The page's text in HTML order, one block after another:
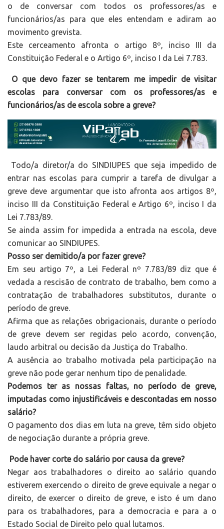
o de conversar com todos os professores/as e
funcionários/as para que eles entendam e adiram ao
movimento grevista.
Este cerceamento afronta o artigo 8º, inciso III da
Constituição Federal e o Artigo 6º, inciso I da Lei 7.783.
O que devo fazer se tentarem me impedir de visitar
escolas para conversar com os professores/as e
funcionários/as de escola sobre a greve?
Todo/a diretor/a do SINDIUPES que seja impedido de
entrar nas escolas para cumprir a tarefa de divulgar a
greve deve argumentar que isto afronta aos artigos 8º,
inciso III da Constituição Federal e Artigo 6º, inciso I da
Lei 7.783/89.
Se ainda assim for impedida a entrada na escola, deve
comunicar ao SINDIUPES.
Posso ser demitido/a por fazer greve?
Em seu artigo 7º, a Lei Federal nº 7.783/89 diz que é
vedada a rescisão de contrato de trabalho, bem como a
contratação de trabalhadores substitutos, durante o
período de greve.
Afirma que as relações obrigacionais, durante o período
de greve devem ser regidas pelo acordo, convenção,
laudo arbitral ou decisão da Justiça do Trabalho.
A ausência ao trabalho motivada pela participação na
greve não pode gerar nenhum tipo de penalidade.
Podemos ter as nossas faltas, no período de greve,
imputadas como injustificáveis e descontadas em nosso
salário?
O pagamento dos dias em luta na greve, têm sido objeto
de negociação durante a própria greve.
Pode haver corte do salário por causa da greve?
Negar aos trabalhadores o direito ao salário quando
estiverem exercendo o direito de greve equivale a negar o
direito, de exercer o direito de greve, e isto é um dano
para os trabalhadores, para a democracia e para a o
Estado Social de Direito pelo qual lutamos.